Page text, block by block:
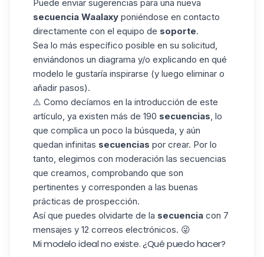
Puede enviar sugerencias para una nueva
secuencia Waalaxy poniéndose en contacto
directamente con el equipo de soporte.
Sea lo más específico posible en su solicitud,
enviándonos un diagrama y/o explicando en qué
modelo le gustaría inspirarse (y luego eliminar o
añadir pasos).
⚠️ Como decíamos en la introducción de este
artículo, ya existen más de 190 secuencias, lo
que complica un poco la búsqueda, y aún
quedan infinitas secuencias por crear. Por lo
tanto, elegimos con moderación las secuencias
que creamos, comprobando que son
pertinentes y corresponden a las buenas
prácticas de prospección.
Así que puedes olvidarte de la secuencia con 7
mensajes y 12 correos electrónicos. 😜
Mi modelo ideal no existe. ¿Qué puedo hacer?